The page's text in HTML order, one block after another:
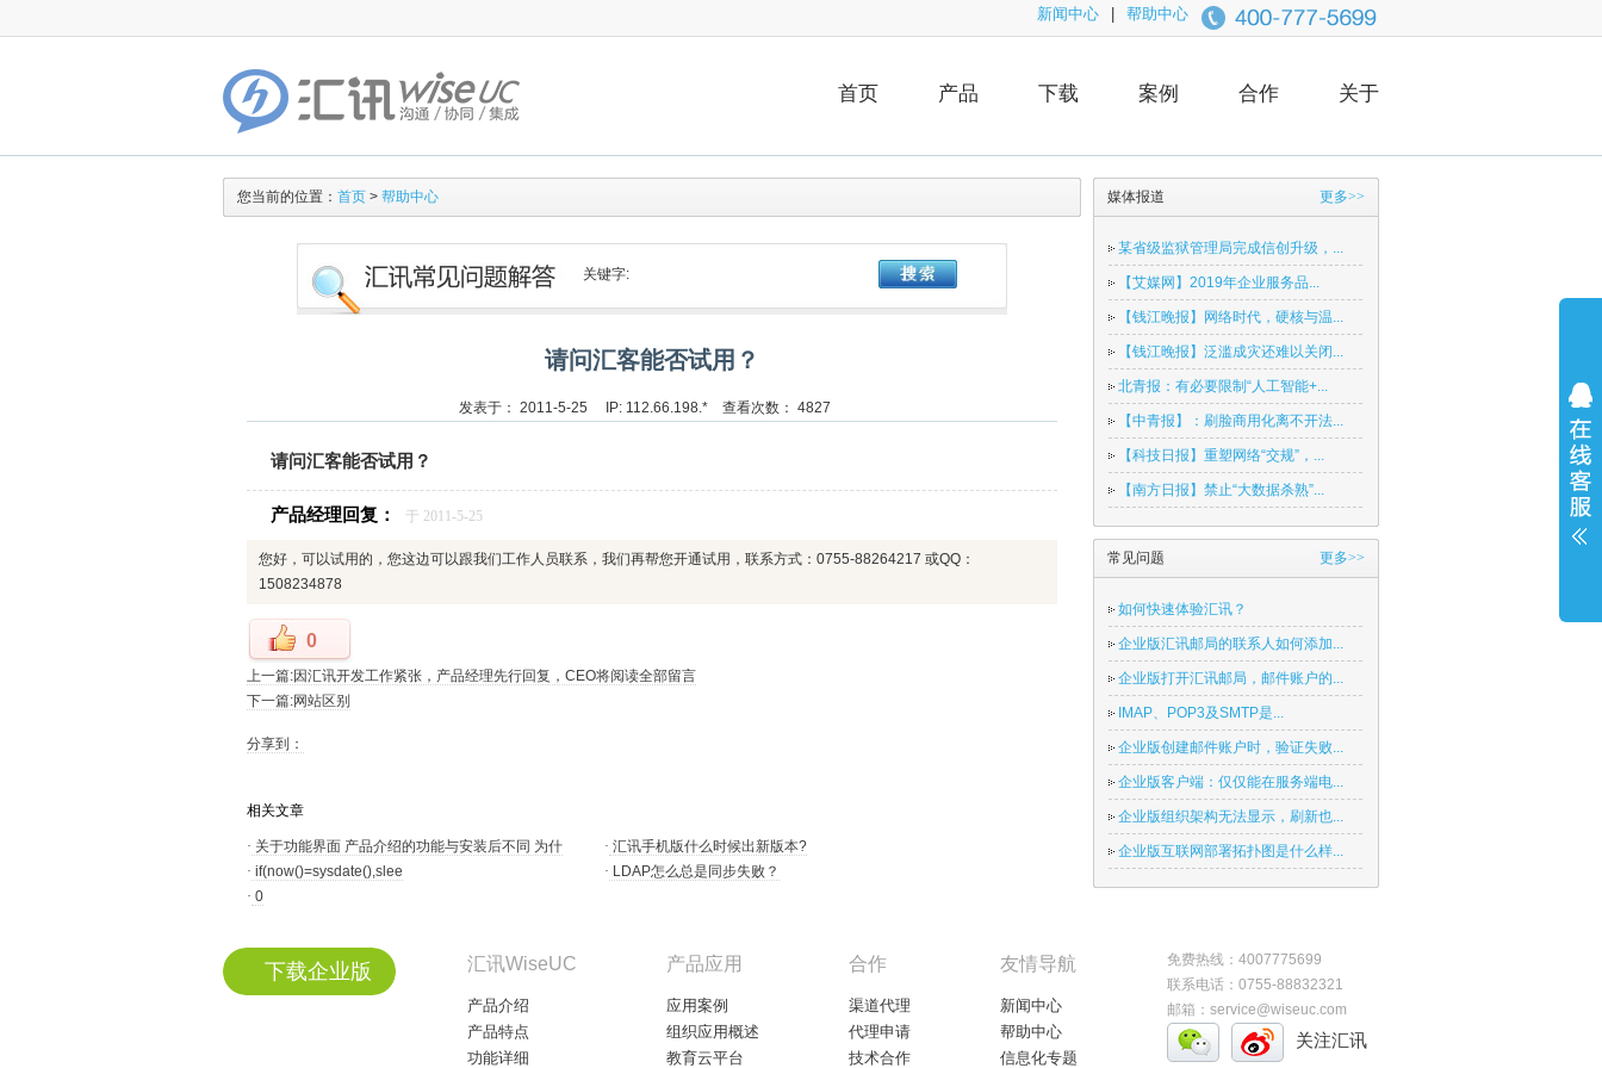
新闻中心 帮助中心
首页 产品 下载 案例 合作 关于
您当前的位置： 首页 > 帮助中心
关键字:
请问汇客能否试用？
发表于： 2011-5-25 IP: 112.66.198.* 查看次数： 4827
请问汇客能否试用？
产品经理回复： 于 2011-5-25
您好，可以试用的，您这边可以跟我们工作人员联系，我们再帮您开通试用，联系方式：0755-88264217 或QQ：
1508234878
0
上一篇:因汇讯开发工作紧张，产品经理先行回复，CEO将阅读全部留言
下一篇:网站区别
分享到：
相关文章
· 关于功能界面 产品介绍的功能与安装后不同 为什 · 汇讯手机版什么时候出新版本?
· if(now()=sysdate(),slee · LDAP怎么总是同步失败？
· 0
媒体报道 更多>>
某省级监狱管理局完成信创升级，...
【艾媒网】2019年企业服务品...
【钱江晚报】网络时代，硬核与温...
【钱江晚报】泛滥成灾还难以关闭...
北青报：有必要限制“人工智能+...
【中青报】：刷脸商用化离不开法...
【科技日报】重塑网络“交规”，...
【南方日报】禁止“大数据杀熟”...
常见问题 更多>>
如何快速体验汇讯？
企业版汇讯邮局的联系人如何添加...
企业版打开汇讯邮局，邮件账户的...
IMAP、POP3及SMTP是...
企业版创建邮件账户时，验证失败...
企业版客户端：仅仅能在服务端电...
企业版组织架构无法显示，刷新也...
企业版互联网部署拓扑图是什么样...
下载企业版 汇讯WiseUC
产品介绍
产品特点
功能详细
产品应用
应用案例
组织应用概述
教育云平台
合作
渠道代理
代理申请
技术合作
友情导航
新闻中心
帮助中心
信息化专题
免费热线：4007775699
联系电话：0755-88832321
邮箱：service@wiseuc.com
关注汇讯